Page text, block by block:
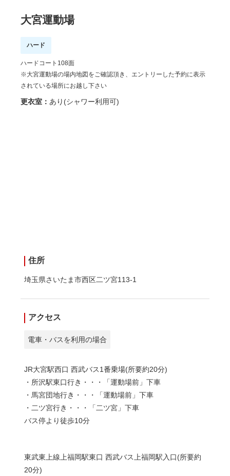
大宮運動場
ハード
ハードコート108面
※大宮運動場の場内地図をご確認頂き、エントリーした予約に表示
されている場所にお越し下さい
更衣室： あり(シャワー利用可)
住所
埼玉県さいたま市西区二ツ宮113-1
アクセス
電車・バスを利用の場合
JR大宮駅西口 西武バス1番乗場(所要約20分)
・所沢駅東口行き・・・「運動場前」下車
・馬宮団地行き・・・「運動場前」下車
・二ツ宮行き・・・「二ツ宮」下車
バス停より徒歩10分
東武東上線上福岡駅東口 西武バス上福岡駅入口(所要約
20分)